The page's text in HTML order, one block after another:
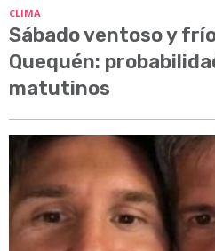
CLIMA
Sábado ventoso y
Quequén:
matutinos